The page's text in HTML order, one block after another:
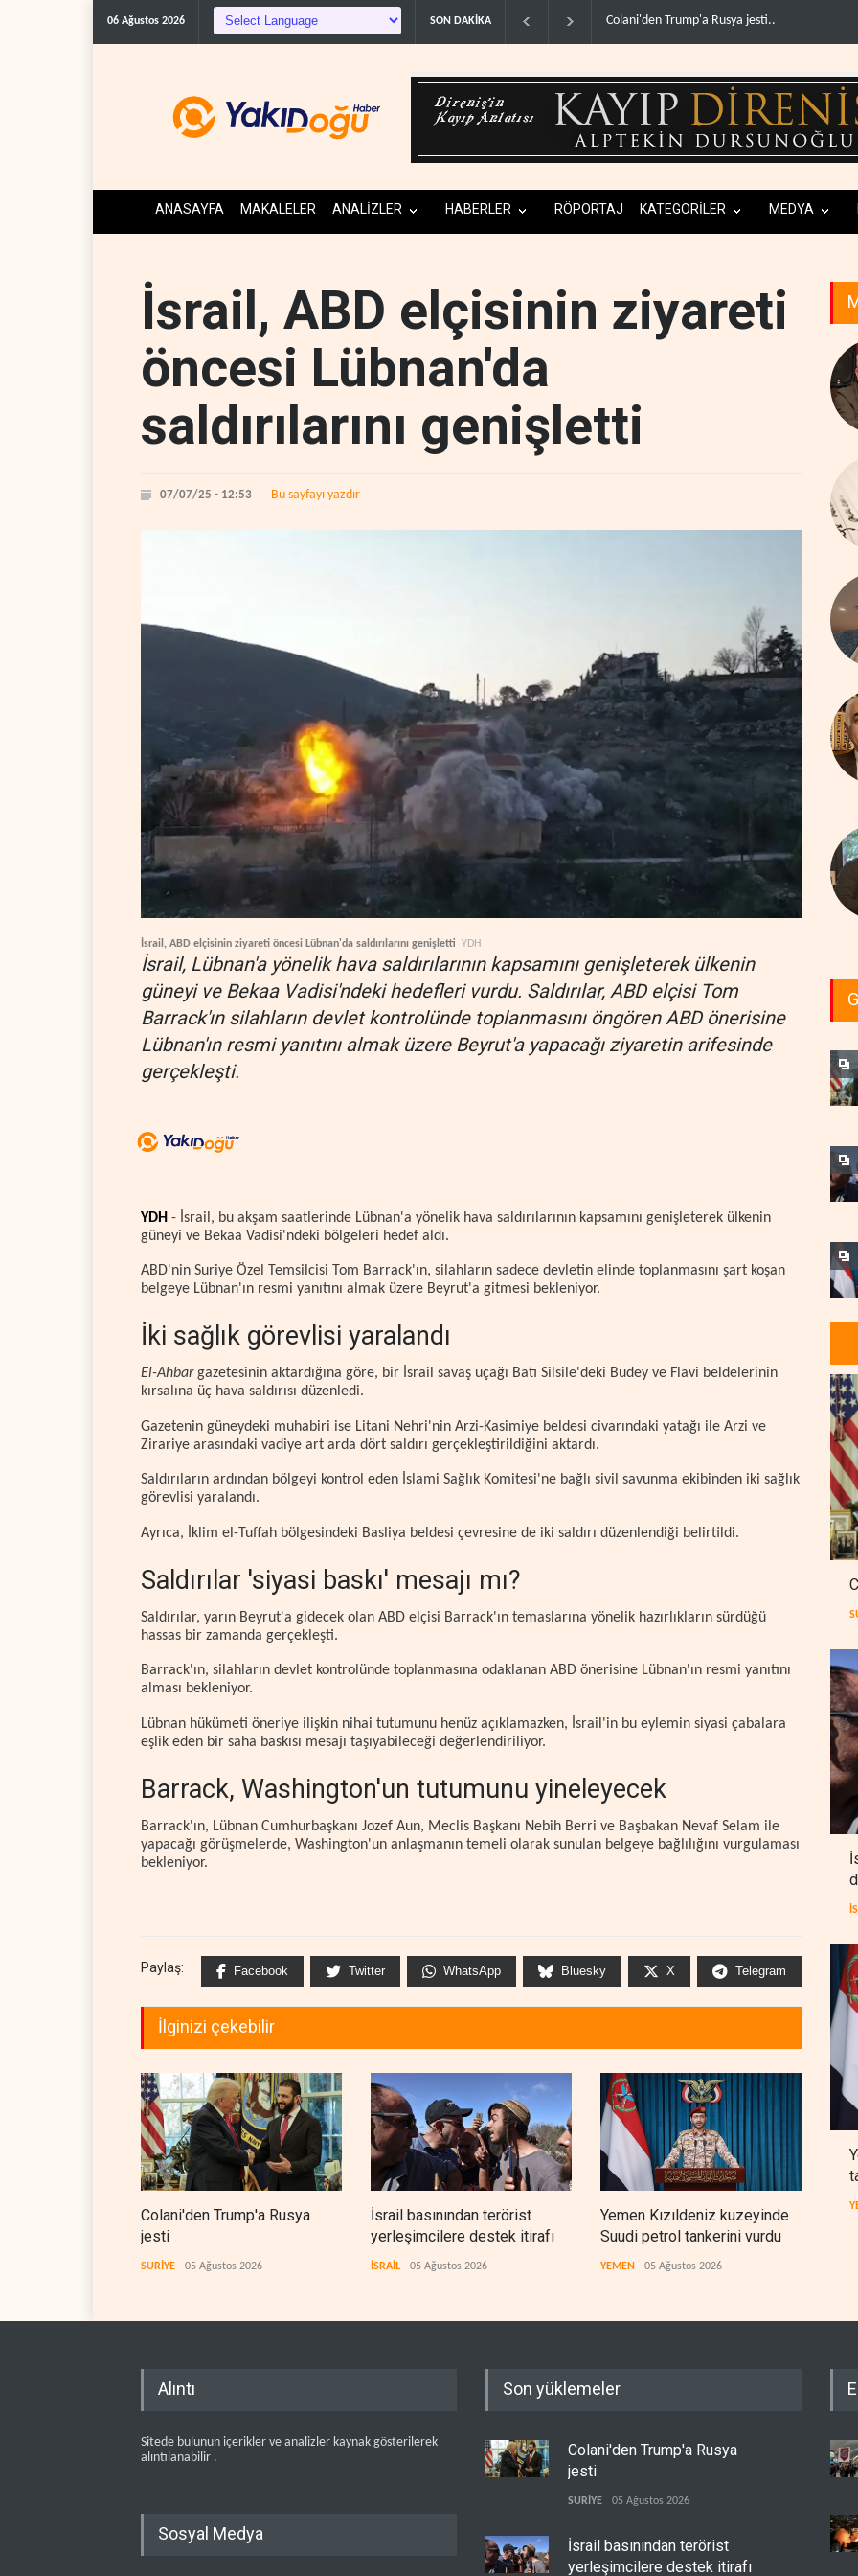
06 Ağustos 2026 SON DAKİKA
Colani'den Trump'a Rusya jesti.. İsrail basınından terörist yerleşimcilere destek
ANASAYFA MAKALELER ANALİZLER HABERLER RÖPORTAJ KATEGORİLER MEDYA
İsrail, ABD elçisinin ziyareti
öncesi Lübnan'da
saldırılarını genişletti
07/07/25 - 12:53 Bu sayfayı yazdır
İsrail, ABD elçisinin ziyareti öncesi Lübnan'da saldırılarını genişletti YDH
İsrail, Lübnan'a yönelik hava saldırılarının kapsamını genişleterek ülkenin
güneyi ve Bekaa Vadisi'ndeki hedefleri vurdu. Saldırılar, ABD elçisi Tom
Barrack'ın silahların devlet kontrolünde toplanmasını öngören ABD önerisine
Lübnan'ın resmi yanıtını almak üzere Beyrut'a yapacağı ziyaretin arifesinde
gerçekleşti.
YDH - İsrail, bu akşam saatlerinde Lübnan'a yönelik hava saldırılarının kapsamını genişleterek ülkenin
güneyi ve Bekaa Vadisi'ndeki bölgeleri hedef aldı.
ABD'nin Suriye Özel Temsilcisi Tom Barrack'ın, silahların sadece devletin elinde toplanmasını şart koşan
belgeye Lübnan'ın resmi yanıtını almak üzere Beyrut'a gitmesi bekleniyor.
İki sağlık görevlisi yaralandı
El-Ahbargazetesinin aktardığına göre, bir İsrail savaş uçağı Batı Silsile'deki Budey ve Flavi beldelerinin
kırsalına üç hava saldırısı düzenledi.
Gazetenin güneydeki muhabiri ise Litani Nehri'nin Arzi-Kasimiye beldesi civarındaki yatağı ile Arzi ve
Zirariye arasındaki vadiye art arda dört saldırı gerçekleştirildiğini aktardı.
Saldırıların ardından bölgeyi kontrol eden İslami Sağlık Komitesi'ne bağlı sivil savunma ekibinden iki sağlık
görevlisi yaralandı.
Ayrıca, İklim el-Tuffah bölgesindeki Basliya beldesi çevresine de iki saldırı düzenlendiği belirtildi.
Saldırılar 'siyasi baskı' mesajı mı?
Saldırılar, yarın Beyrut'a gidecek olan ABD elçisi Barrack'ın temaslarına yönelik hazırlıkların sürdüğü
hassas bir zamanda gerçekleşti.
Barrack'ın, silahların devlet kontrolünde toplanmasına odaklanan ABD önerisine Lübnan'ın resmi yanıtını
alması bekleniyor.
Lübnan hükümeti öneriye ilişkin nihai tutumunu henüz açıklamazken, İsrail'in bu eylemin siyasi çabalara
eşlik eden bir saha baskısı mesajı taşıyabileceği değerlendiriliyor.
Barrack, Washington'un tutumunu yineleyecek
Barrack'ın, Lübnan Cumhurbaşkanı Jozef Aun, Meclis Başkanı Nebih Berri ve Başbakan Nevaf Selam ile
yapacağı görüşmelerde, Washington'un anlaşmanın temeli olarak sunulan belgeye bağlılığını vurgulaması
bekleniyor.
Paylaş: Facebook Twitter WhatsApp Bluesky X Telegram
İlginizi çekebilir
Colani'den Trump'a Rusya
jesti
SURİYE 05 Ağustos 2026
İsrail basınından terörist
yerleşimcilere destek itirafı
İSRAİL 05 Ağustos 2026
Yemen Kızıldeniz kuzeyinde
Suudi petrol tankerini vurdu
YEMEN 05 Ağustos 2026
Alıntı
Sitede bulunun içerikler ve analizler kaynak gösterilerek
alıntılanabilir .
Sosyal Medya
Son yüklemeler
Colani'den Trump'a Rusya
jesti
SURİYE 05 Ağustos 2026
İsrail basınından terörist
yerleşimcilere destek itirafı